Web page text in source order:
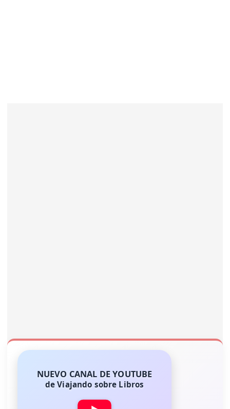
NUEVO CANAL DE YOUTUBE
de Viajando sobre Libros